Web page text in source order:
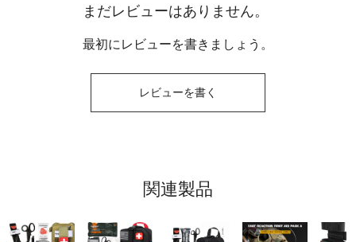
まだレビューはありません。
最初にレビューを書きましょう。
レビューを書く
関連製品